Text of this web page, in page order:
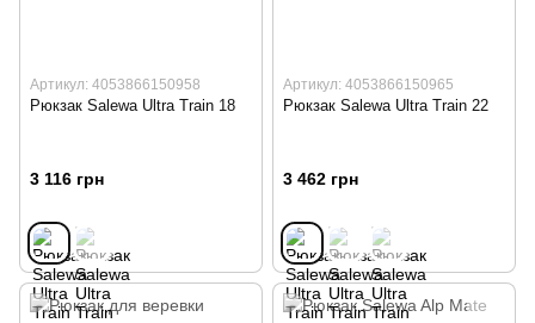
Артикул: 4053866150958
Рюкзак Salewa Ultra Train 18
3 116 грн
Артикул: 4053866150965
Рюкзак Salewa Ultra Train 22
3 462 грн